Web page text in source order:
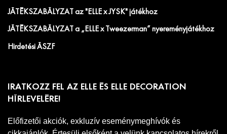
JÁTÉKSZABÁLYZAT az "ELLE x JYSK" játékhoz
JÁTÉKSZABÁLYZAT a „ELLE x Tweezerman” nyereményjátékhoz
Hirdetési ÁSZF
IRATKOZZ FEL AZ ELLE ÉS ELLE DECORATION
HÍRLEVELÉRE!
Előfizetői akciók, exkluzív eseménymeghívók és